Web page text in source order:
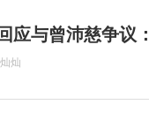
应与曾沛慈争议
灿